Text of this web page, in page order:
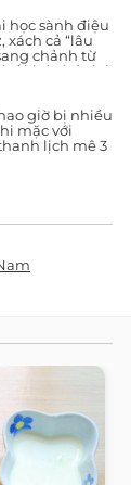
học sành điệu
xách cả “lâu
chảnh từ
khó ai đọ lại
giờ bị nhiều
mặc với
lịch mê 3